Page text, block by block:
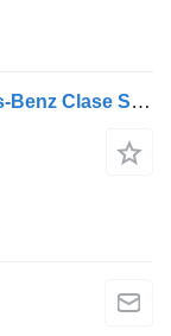
Амортисьор за автомобил Mercedes-Benz Clase S (BM 220) Berlina (07.1998->)